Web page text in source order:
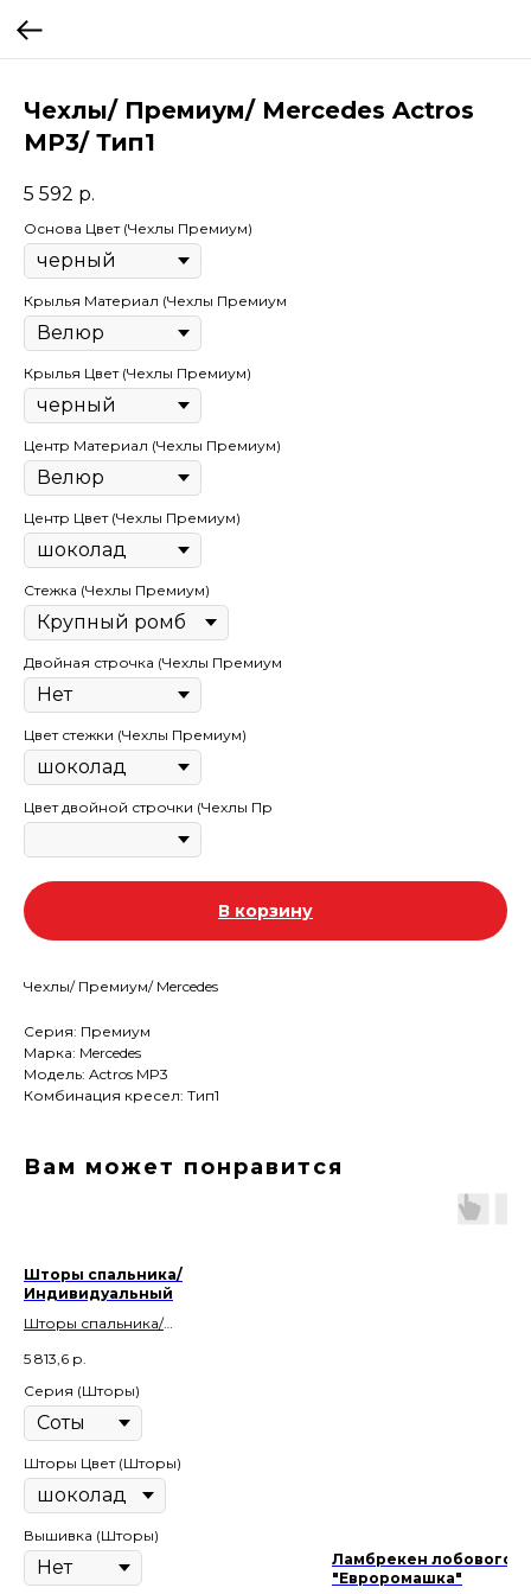
Чехлы/ Премиум/ Mercedes Actros
MP3/ Тип1
5 592 р.
Основа Цвет (Чехлы Премиум)
Крылья Материал (Чехлы Премиум
Крылья Цвет (Чехлы Премиум)
Центр Материал (Чехлы Премиум)
Центр Цвет (Чехлы Премиум)
Стежка (Чехлы Премиум)
Двойная строчка (Чехлы Премиум
Цвет стежки (Чехлы Премиум)
Цвет двойной строчки (Чехлы Пр
В корзину
Чехлы/ Премиум/ Mercedes
Серия: Премиум
Марка: Mercedes
Модель: Actros MP3
Комбинация кресел: Тип1
Вам может понравится
Шторы спальника/
Индивидуальный
Шторы спальника/
5 813,6 р.
Серия (Шторы)
Шторы Цвет (Шторы)
Вышивка (Шторы)
Ламбрекен лобового
"Евроромашка"